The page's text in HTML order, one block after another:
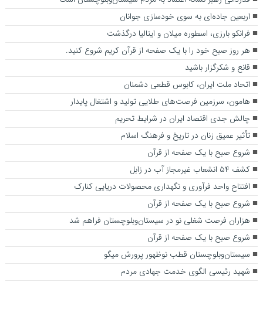
اربعین جاده‌ای به سوی خودسازی جوانان
فرانکو بارزی، اسطوره میلان و ایتالیا درگذشت
هر روز صبح خود را با یک صفحه از قرآن کریم شروع کنید.
قانع و شکرگزار باشید
اتحاد ملت ایران، کابوس قطعی دشمنان
هامون، سرزمین فرصت‌های طلایی تولید و اشتغال پایدار
چالش جدی اقتصاد ایران در شرایط تحریم
تأثیر عمیق زنان در تاریخ و فرهنگ اسلام
شروع صبح با یک صفحه از قرآن
کشف ۵۴ انشعاب غیرمجاز آب در زابل
افتتاح واحد فرآوری و نگهداری محصولات دریایی کنارک
شروع صبح با یک صفحه از قرآن
هزاران فرصت شغلی نو در سیستان‌وبلوچستان فراهم شد
شروع صبح با یک صفحه از قرآن
سیستان‌وبلوچستان قطب نوظهور پرورش میگو
شهید رئیسی الگوی خدمت جهادی مردم